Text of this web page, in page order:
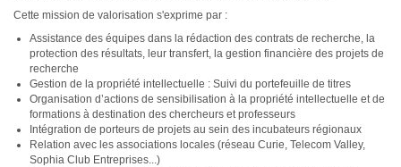
Cette mission de valorisation s'exprime par :
Assistance des équipes dans la rédaction des contrats de recherche, la
protection des résultats, leur transfert, la gestion financière des projets de
recherche
Gestion de la propriété intellectuelle : Suivi du portefeuille de titres
Organisation d’actions de sensibilisation à la propriété intellectuelle et de
formations à destination des chercheurs et professeurs
Intégration de porteurs de projets au sein des incubateurs régionaux
Relation avec les associations locales (réseau Curie, Telecom Valley,
Sophia Club Entreprises...)